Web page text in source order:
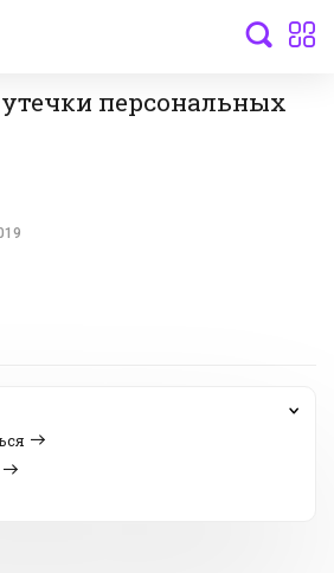
персональных